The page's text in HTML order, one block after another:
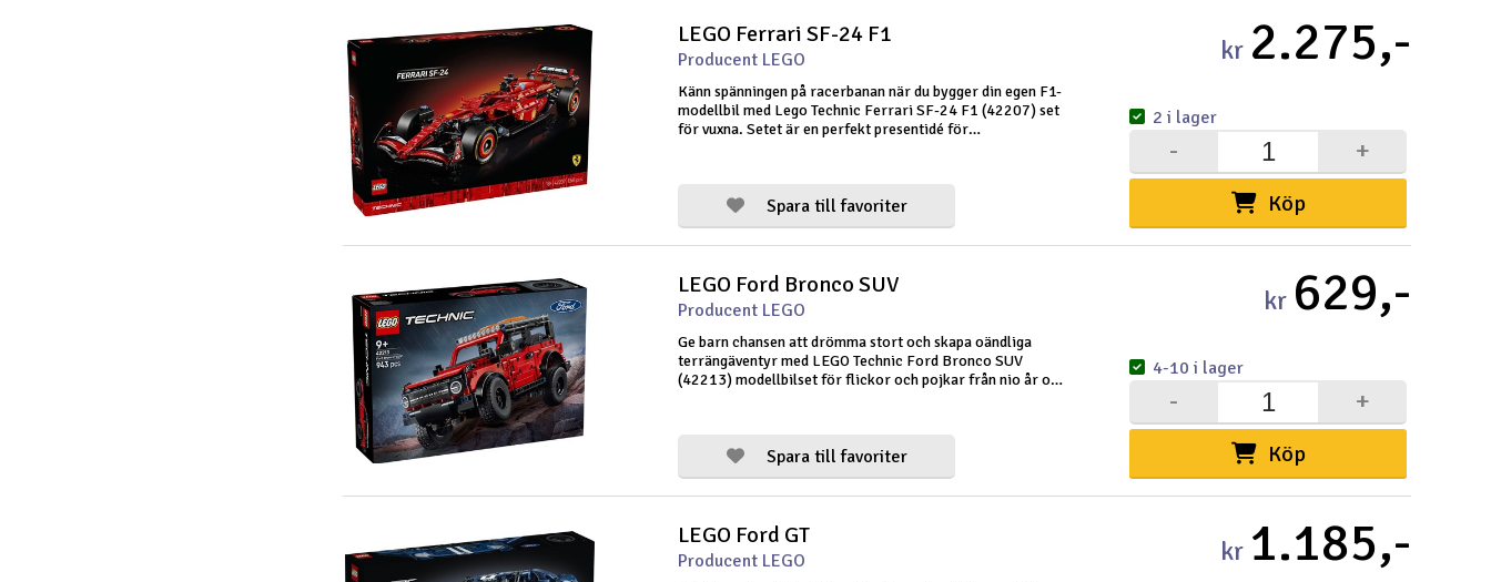
LEGO Ferrari SF-24 F1
Producent LEGO
Känn spänningen på racerbanan när du bygger din egen F1-
modellbil med Lego Technic Ferrari SF-24 F1 (42207) set
för vuxna. Setet är en perfekt presentidé för
Spara till favoriter
kr 2.275,-
Köp
+
-
2 i lager
LEGO Ford Bronco SUV
Producent LEGO
Ge barn chansen att drömma stort och skapa oändliga
terrängäventyr med LEGO Technic Ford Bronco SUV
(42213) modellbilset för flickor och pojkar från nio år och
Spara till favoriter
kr 629,-
Köp
+
-
4-10 i lager
LEGO Ford GT
Producent LEGO kr 1.185,-